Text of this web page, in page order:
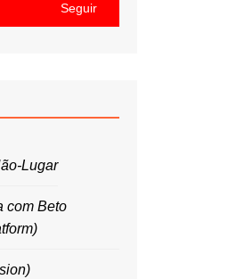
Seguir
Lugar
com Beto